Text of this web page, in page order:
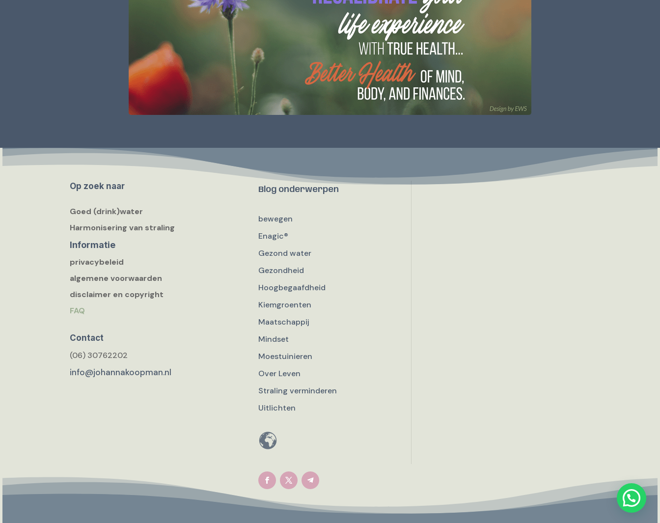
Op zoek naar
Goed (drink)water
Harmonisering van straling
Informatie
privacybeleid
algemene voorwaarden
disclaimer en copyright
FAQ
Contact
(06) 30762202
info@johannakoopman.nl
Blog onderwerpen
bewegen
Enagic®
Gezond water
Gezondheid
Hoogbegaafdheid
Kiemgroenten
Maatschappij
Mindset
Moestuinieren
Over Leven
Straling verminderen
Uitlichten